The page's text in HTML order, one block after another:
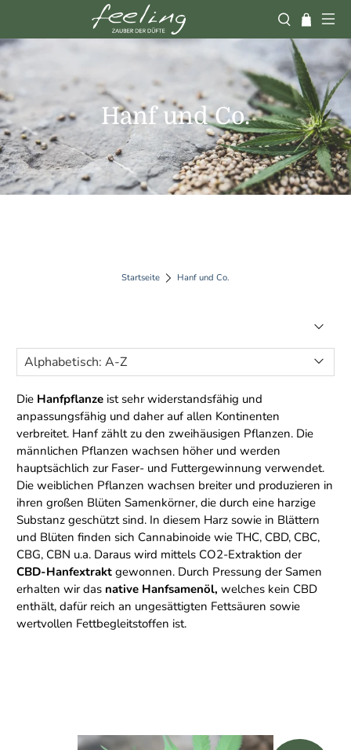
Hanf und Co.
Startseite Hanf und Co.
Die Hanfpflanze ist sehr widerstandsfähig und
anpassungsfähig und daher auf allen Kontinenten
verbreitet. Hanf zählt zu den zweihäusigen Pflanzen. Die
männlichen Pflanzen wachsen höher und werden
hauptsächlich zur Faser- und Futtergewinnung verwendet.
Die weiblichen Pflanzen wachsen breiter und produzieren in
ihren großen Blüten Samenkörner, die durch eine harzige
Substanz geschützt sind. In diesem Harz sowie in Blättern
und Blüten finden sich Cannabinoide wie THC, CBD, CBC,
CBG, CBN u.a. Daraus wird mittels CO2-Extraktion der
CBD-Hanfextrakt gewonnen. Durch Pressung der Samen
erhalten wir das native Hanfsamenöl, welches kein CBD
enthält, dafür reich an ungesättigten Fettsäuren sowie
wertvollen Fettbegleitstoffen ist.